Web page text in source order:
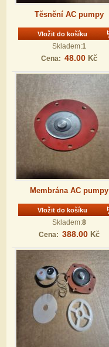
Těsnění AC pumpy
Vložit do košíku
Skladem:1
Cena: 48.00 Kč
Membrána AC pumpy
Vložit do košíku
Skladem:8
Cena: 388.00 Kč